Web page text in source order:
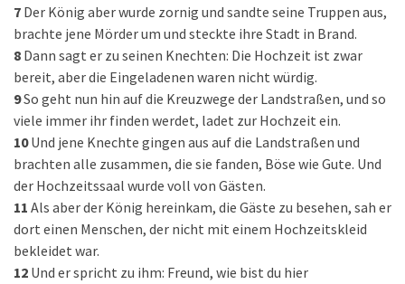
7 Der König aber wurde zornig und sandte seine Truppen aus,
brachte jene Mörder um und steckte ihre Stadt in Brand.
8 Dann sagt er zu seinen Knechten: Die Hochzeit ist zwar
bereit, aber die Eingeladenen waren nicht würdig.
9So geht nun hin auf die Kreuzwege der Landstraßen, und so
viele immer ihr finden werdet, ladet zur Hochzeit ein.
10 Und jene Knechte gingen aus auf die Landstraßen und
brachten alle zusammen, die sie fanden, Böse wie Gute. Und
der Hochzeitssaal wurde voll von Gästen.
11 Als aber der König hereinkam, die Gäste zu besehen, sah er
dort einen Menschen, der nicht mit einem Hochzeitskleid
bekleidet war.
12 Und er spricht zu ihm: Freund, wie bist du hier